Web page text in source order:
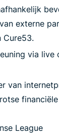
externe
Cure53.
via live
van
League